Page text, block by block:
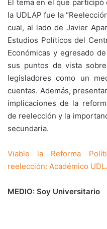
El tema en el que
la UDLAP fue la
cual, al lado de Javier
Estudios Políticos del
Económicas y egresado
sus puntos de vista
legisladores como un
cuentas. Además,
implicaciones de la
de reelección y la
secundaria.
Viable la Reforma
reelección: Académico
MEDIO: Soy Universitario